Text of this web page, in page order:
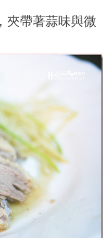
夾帶著蒜味與微